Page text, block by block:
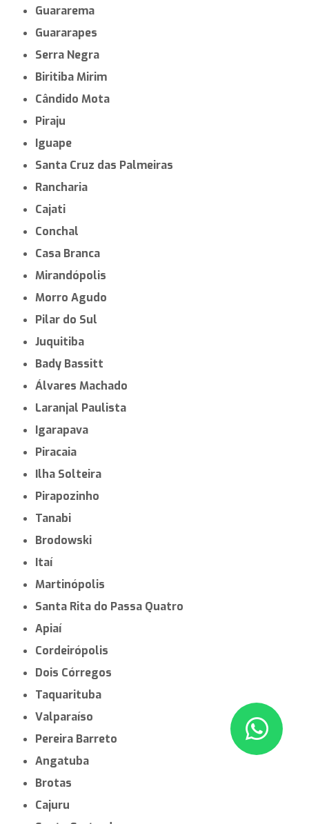
Guararema
Guararapes
Serra Negra
Biritiba Mirim
Cândido Mota
Piraju
Iguape
Santa Cruz das Palmeiras
Rancharia
Cajati
Conchal
Casa Branca
Mirandópolis
Morro Agudo
Pilar do Sul
Juquitiba
Bady Bassitt
Álvares Machado
Laranjal Paulista
Igarapava
Piracaia
Ilha Solteira
Pirapozinho
Tanabi
Brodowski
Itaí
Martinópolis
Santa Rita do Passa Quatro
Apiaí
Cordeirópolis
Dois Córregos
Taquarituba
Valparaíso
Pereira Barreto
Angatuba
Brotas
Cajuru